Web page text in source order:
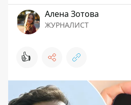
Алена Зотова
ЖУРНАЛИСТ
👍